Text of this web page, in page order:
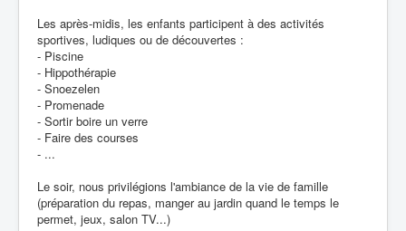
Les après-midis, les enfants participent à des activités
sportives, ludiques ou de découvertes :
- Piscine
- Hippothérapie
- Snoezelen
- Promenade
- Sortir boire un verre
- Faire des courses
- ...
Le soir, nous privilégions l'ambiance de la vie de famille
(préparation du repas, manger au jardin quand le temps le
permet, jeux, salon TV...)